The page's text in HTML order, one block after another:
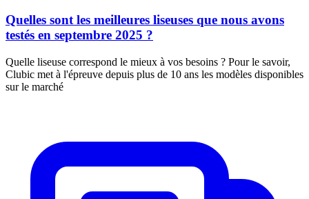
Quelles sont les meilleures liseuses que nous avons
testés en septembre 2025 ?
Quelle liseuse correspond le mieux à vos besoins ? Pour le savoir,
Clubic met à l'épreuve depuis plus de 10 ans les modèles disponibles
sur le marché